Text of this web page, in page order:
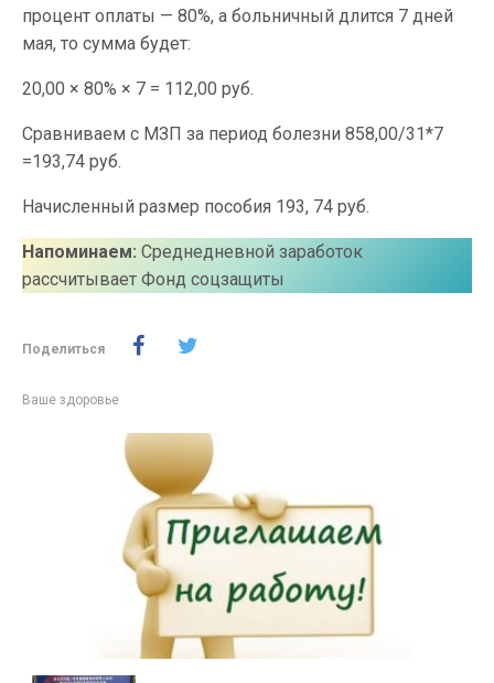
процент оплаты — 80%, а больничный длится 7 дней
мая, то сумма будет:
20,00 × 80% × 7 = 112,00 руб.
Сравниваем с МЗП за период болезни 858,00/31*7
=193,74 руб.
Начисленный размер пособия 193, 74 руб.
Напоминаем: Среднедневной заработок
рассчитывает Фонд соцзащиты
Поделиться
Ваше здоровье